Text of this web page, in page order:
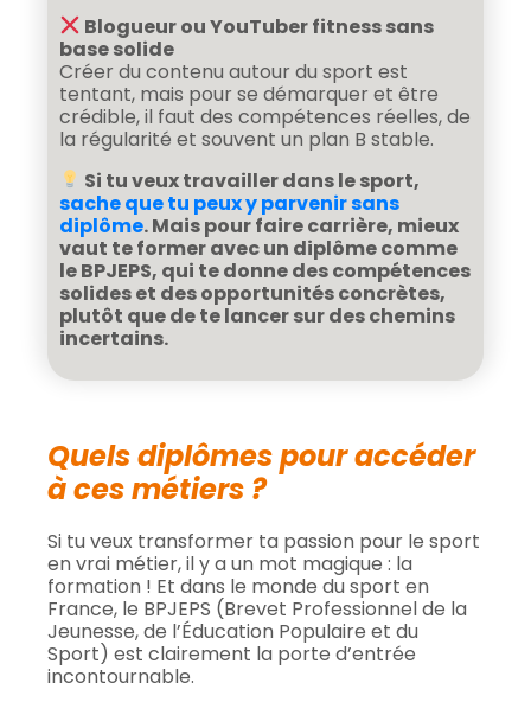
Blogueur ou YouTuber fitness sans
base solide
Créer du contenu autour du sport est
tentant, mais pour se démarquer et être
crédible, il faut des compétences réelles, de
la régularité et souvent un plan B stable.
Si tu veux travailler dans le sport,
sache que tu peux y parvenir sans
diplôme. Mais pour faire carrière, mieux
vaut te former avec un diplôme comme
le BPJEPS, qui te donne des compétences
solides et des opportunités concrètes,
plutôt que de te lancer sur des chemins
incertains.
Quels diplômes pour accéder
à ces métiers ?
Si tu veux transformer ta passion pour le sport
en vrai métier, il y a un mot magique : la
formation ! Et dans le monde du sport en
France, le BPJEPS (Brevet Professionnel de la
Jeunesse, de l’Éducation Populaire et du
Sport) est clairement la porte d’entrée
incontournable.